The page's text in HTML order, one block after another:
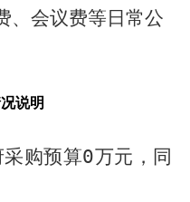
、会议费等日常公
说明
购预算0万元， 同